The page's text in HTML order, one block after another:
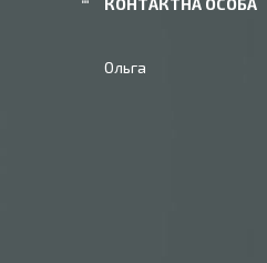
Ольга